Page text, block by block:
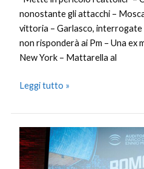
nonostante gli attacchi –
vittoria – Garlasco, interrogate
non risponderà ai Pm – Una ex
New York – Mattarella al
Leggi tutto »
Banca
del
Fucino